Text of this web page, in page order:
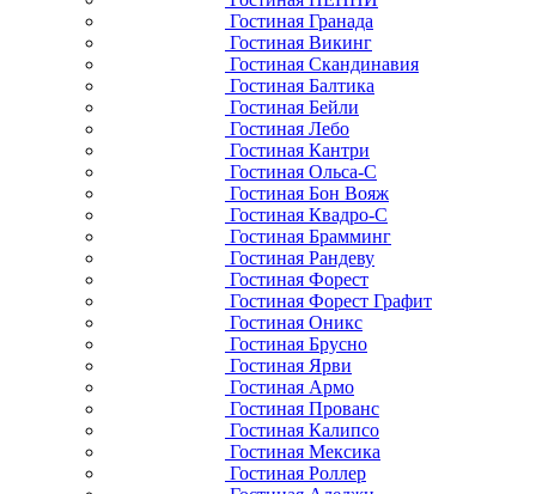
Гостиная Гранада
Гостиная Викинг
Гостиная Скандинавия
Гостиная Балтика
Гостиная Бейли
Гостиная Лебо
Гостиная Кантри
Гостиная Ольса-С
Гостиная Бон Вояж
Гостиная Квадро-С
Гостиная Брамминг
Гостиная Рандеву
Гостиная Форест
Гостиная Форест Графит
Гостиная Оникс
Гостиная Брусно
Гостиная Ярви
Гостиная Армо
Гостиная Прованс
Гостиная Калипсо
Гостиная Мексика
Гостиная Роллер